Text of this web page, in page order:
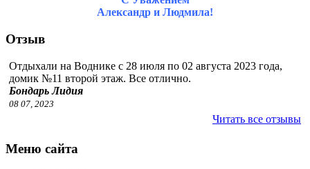
Александр и Людмила!
Отзыв
Отдыхали на Воднике с 28 июля по 02 августа 2023 года,
домик №11 второй этаж. Все отлично.
Бондарь Лидия
08 07, 2023
Читать все отзывы
Меню сайта